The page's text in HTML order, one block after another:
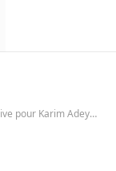
dossier distinct de Julián Álvarez